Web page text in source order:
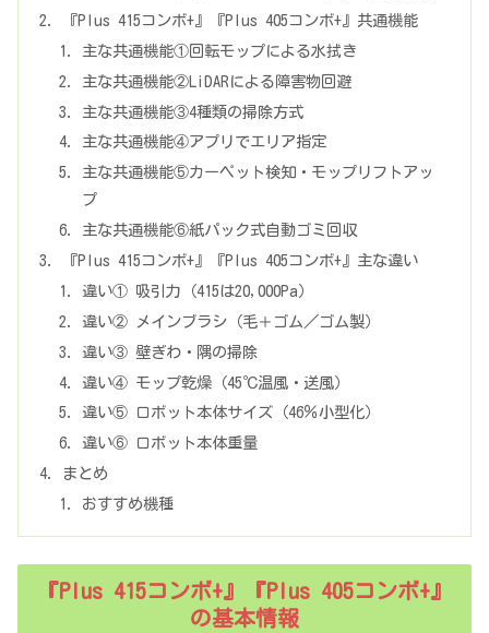
『Plus 415コンボ+』『Plus 405コンボ+』共通機能
主な共通機能①回転モップによる水拭き
主な共通機能②LiDARによる障害物回避
主な共通機能③4種類の掃除方式
主な共通機能④アプリでエリア指定
主な共通機能⑤カーペット検知・モップリフトアッ
プ
主な共通機能⑥紙パック式自動ゴミ回収
『Plus 415コンボ+』『Plus 405コンボ+』主な違い
違い① 吸引力（415は20,000Pa）
違い② メインブラシ（毛＋ゴム／ゴム製）
違い③ 壁ぎわ・隅の掃除
違い④ モップ乾燥（45℃温風・送風）
違い⑤ ロボット本体サイズ（46％小型化）
違い⑥ ロボット本体重量
まとめ
おすすめ機種
『Plus 415コンボ+』『Plus 405コンボ+』
の基本情報